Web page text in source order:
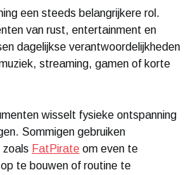
een steeds belangrijkere rol.
van rust, entertainment en
dagelijkse verantwoordelijkheden
streaming, gamen of korte
wisselt fysieke ontspanning
Sommigen gebruiken
zoals FatPirate om even te
te bouwen of routine te